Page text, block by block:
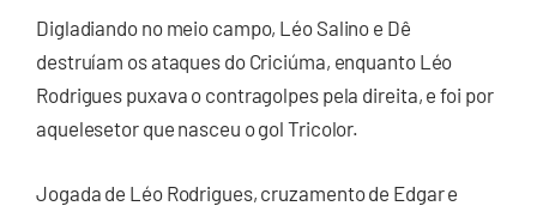
Digladiando no meio campo, Léo Salino e Dê
destruíam os ataques do Criciúma, enquanto Léo
Rodrigues puxava o contragolpes pela direita, e foi por
aquelesetor que nasceu o gol Tricolor.
Jogada de Léo Rodrigues, cruzamento de Edgar e